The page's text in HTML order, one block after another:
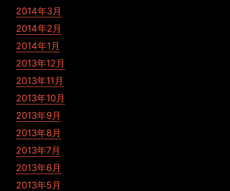
2014年3月
2014年2月
2014年1月
2013年12月
2013年11月
2013年10月
2013年9月
2013年8月
2013年7月
2013年6月
2013年5月